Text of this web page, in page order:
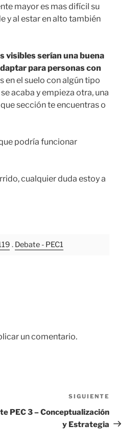
mayor es mas difícil su
y al estar en alto también
visibles serían una buena
para personas con
en el suelo con algún tipo
acaba y empieza otra, una
sección te encuentras o
podría funcionar
cualquier duda estoy a
. Debate - PEC1
un comentario.
entrada
SIGUIENTE
PEC 3 – Conceptualización
y Estrategia